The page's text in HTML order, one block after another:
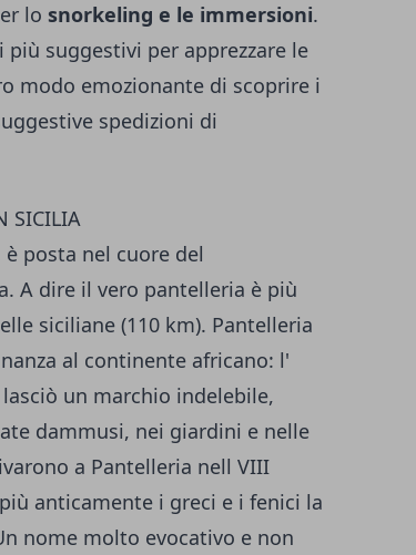
lo snorkeling e le immersioni.
suggestivi per apprezzare le
modo emozionante di scoprire i
spedizioni di
SICILIA
posta nel cuore del
A dire il vero pantelleria è più
siciliane (110 km). Pantelleria
al continente africano: l'
un marchio indelebile,
dammusi, nei giardini e nelle
a Pantelleria nell VIII
anticamente i greci e i fenici la
nome molto evocativo e non